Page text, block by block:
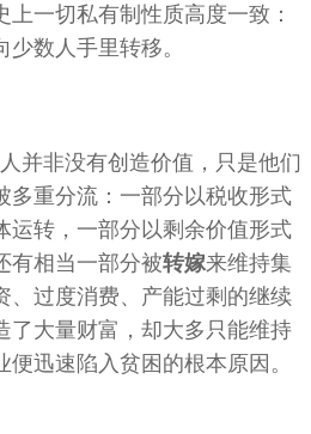
一切私有制性质高度一致：
数人手里转移。
并非没有创造价值，只是他们
多重分流：一部分以税收形式
运转，一部分以剩余价值形式
有相当一部分被转嫁来维持集
、过度消费、产能过剩的继续
了大量财富，却大多只能维持
迅速陷入贫困的根本原因。